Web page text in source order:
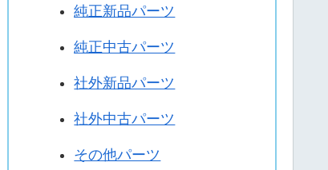
純正新品パーツ
純正中古パーツ
社外新品パーツ
社外中古パーツ
その他パーツ